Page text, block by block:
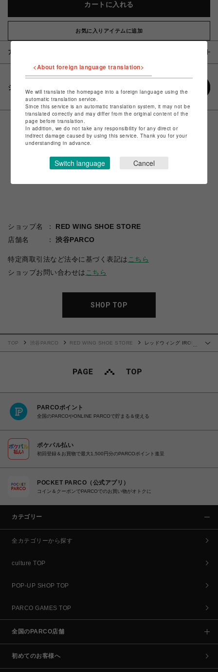
カートに入れる
お気に入りアイテムに追加
アイテム説明 / 素材
シェアする
ショップ名
RED WING SHOE STORE
店舗名
渋谷PARCO
特定商取引法など法令に基づく表記は こちら
ショップお問い合わせは こちら
SHOP TOP
TOP 渋谷PARCO RED WING SHOE STORE
レッドウィング IRON
PARCOポイント
全国のPARCOやONLINE PARCOで貯まる＆使える
ポケパル払い
初回登録＆お買物で最大1,500円分のPARCOポイント進呈
POCKET PARCO（公式アプリ）
コイン＆クーポンでPARCOでのお買い物がオトクに
カテゴリー
全カテゴリーから探す
culture TOP
POP-UP SHOP TOP
PARCO GAMES TOP
全国のPARCO店舗
初めてのお客様へ
<About foreign language translation>
We will translate the homepage into a foreign language using the
automatic translation service.
Since this service is an automatic translation system, it may not be
translated correctly and may differ from the original content of the
page before translation.
In addition, we do not take any responsibility for any direct or
indirect damage caused by using this service. Thank you for your
understanding in advance.
Switch language Cancel